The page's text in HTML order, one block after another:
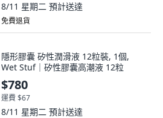
8/11 星期二 預計送達
免費退貨
隱形膠囊 矽性潤滑液 12粒裝, 1個,
Wet Stuf｜矽性膠囊高潮液 12粒
$780
運費 $67
8/11 星期二 預計送達